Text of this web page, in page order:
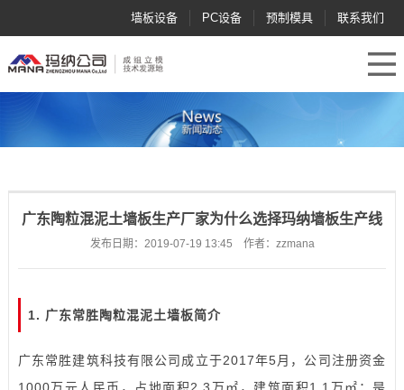
联系我们
预制模具
PC设备
墙板设备
广东陶粒混泥土墙板生产厂家为什么选择玛纳墙板生产线
发布日期：2019-07-19 13:45 作者：zzmana
1. 广东常胜陶粒混泥土墙板简介
广东常胜建筑科技有限公司成立于2017年5月，公司注册资金
1000万元人民币，占地面积2.3万㎡，建筑面积1.1万㎡；是